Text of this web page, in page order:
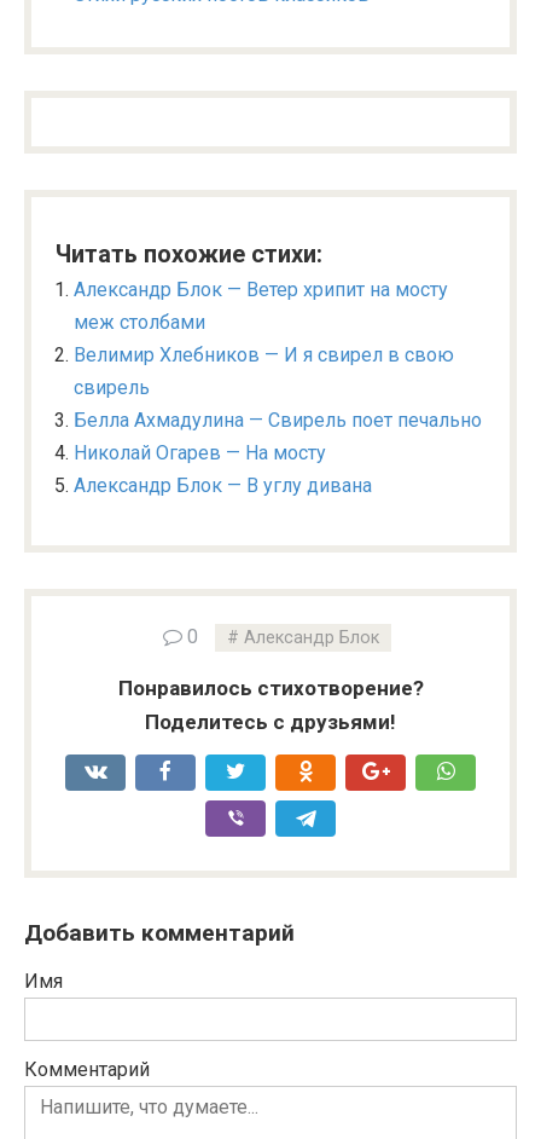
Читать похожие стихи:
Александр Блок — Ветер хрипит на мосту
меж столбами
Велимир Хлебников — И я свирел в свою
свирель
Белла Ахмадулина — Свирель поет печально
Николай Огарев — На мосту
Александр Блок — В углу дивана
0 Александр Блок
Понравилось стихотворение?
Поделитесь с друзьями!
Добавить комментарий
Имя
Комментарий